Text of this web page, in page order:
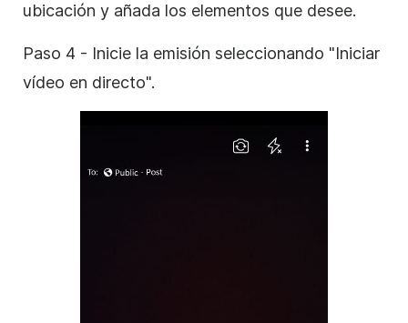
ubicación y añada los elementos que desee.
Paso 4 - Inicie la emisión seleccionando "Iniciar
vídeo en directo".